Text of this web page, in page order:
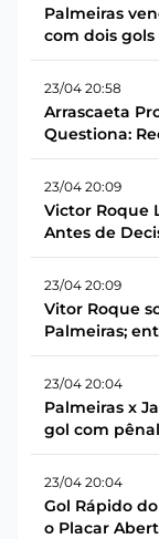
Palmeiras
com dois
23/04 20:58
Arrascaeta
Questiona:
23/04 20:09
Victor Roque
Antes de
23/04 20:09
Vitor Roque
Palmeiras;
23/04 20:04
Palmeiras x
gol com
23/04 20:04
Gol Rápido
o Placar